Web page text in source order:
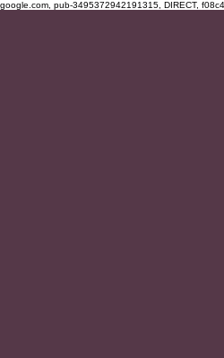
google.com, pub-3495372942191315, DIRECT,